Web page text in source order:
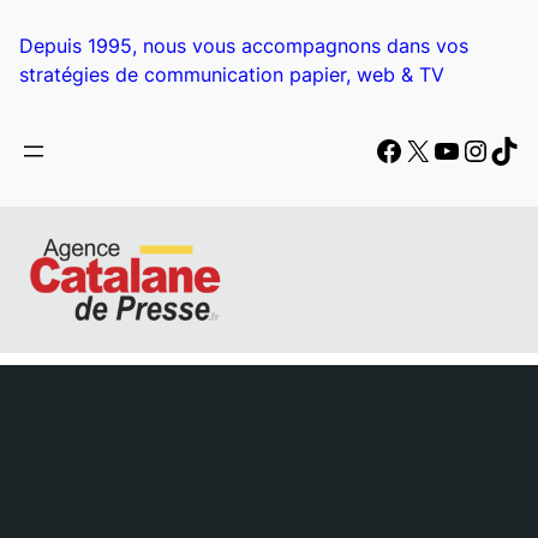
Depuis 1995, nous vous accompagnons dans vos
stratégies de communication papier, web & TV
Facebook
X